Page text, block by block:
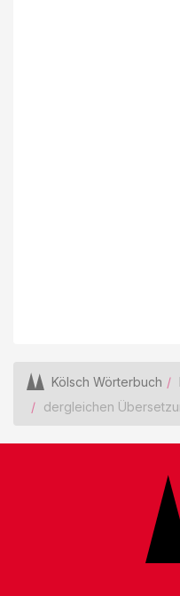
Kölsch Wörterbuch
dergleichen